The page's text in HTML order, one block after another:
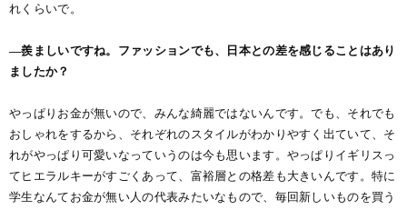
れくらいで。
―羨ましいですね。ファッションでも、日本との差を感じることはあり
ましたか？
やっぱりお金が無いので、みんな綺麗ではないんです。でも、それでも
おしゃれをするから、それぞれのスタイルがわかりやすく出ていて、そ
れがやっぱり可愛いなっていうのは今も思います。やっぱりイギリスっ
てヒエラルキーがすごくあって、富裕層との格差も大きいんです。特に
学生なんてお金が無い人の代表みたいなもので、毎回新しいものを買う